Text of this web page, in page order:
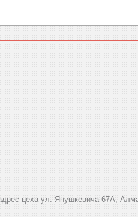
цеха ул. Янушкевича 67А,